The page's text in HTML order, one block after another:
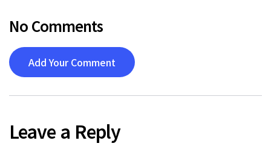
No Comments
Add Your Comment
Leave a Reply